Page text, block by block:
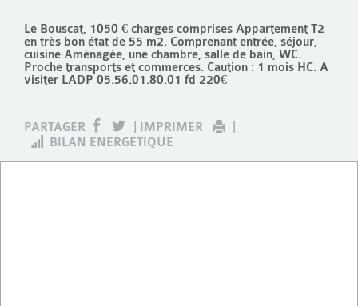
Le Bouscat, 1050 € charges comprises Appartement T2
en très bon état de 55 m2. Comprenant entrée, séjour,
cuisine Aménagée, une chambre, salle de bain, WC.
Proche transports et commerces. Caution : 1 mois HC. A
visiter LADP 05.56.01.80.01 fd 220€
PARTAGER IMPRIMER
BILAN ENERGETIQUE